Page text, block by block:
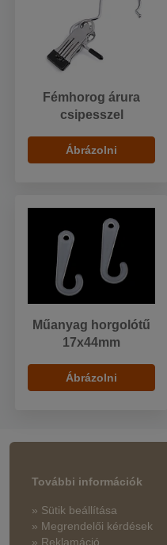
Fémhorog árura
csipesszel
Ábrázolni
Műanyag horgolótű
17x44mm
Ábrázolni
További információk
» Sütik beállítása
» Megrendelői kérdések
» Reklamáció